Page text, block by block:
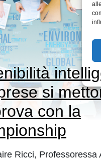
si
con la
Ricci, Professoressa